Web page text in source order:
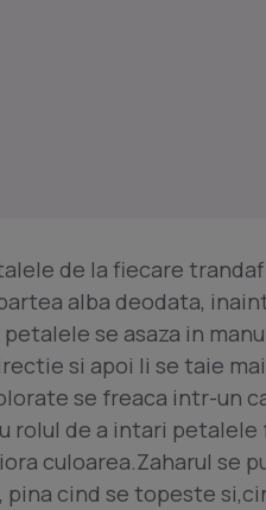
de la fiecare
alba deodata,
petalele se asaza in
si apoi li se taie
se freaca intr-un
rolul de a intari petalele
culoarea.Zaharul se
cind se topeste